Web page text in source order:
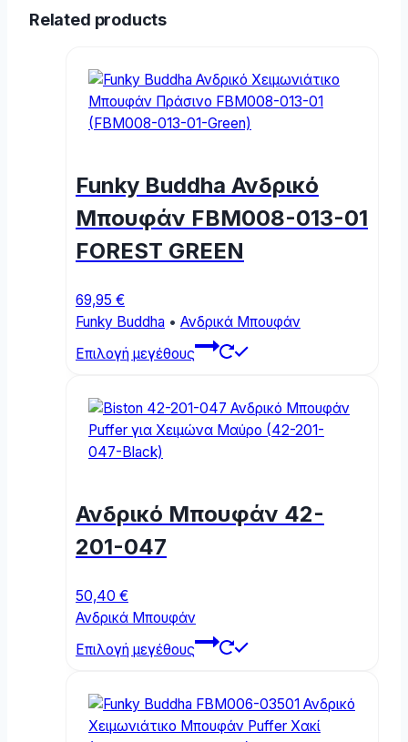
Related products
Funky Buddha Ανδρικό
Μπουφάν FBM008-013-01
FOREST GREEN
69,95 €
Funky Buddha • Ανδρικά Μπουφάν
Επιλογή μεγέθους
multiple
variants.
be
Ανδρικό Μπουφάν 42-
201-047
50,40 €
Ανδρικά Μπουφάν
Επιλογή μεγέθους
multiple
variants.